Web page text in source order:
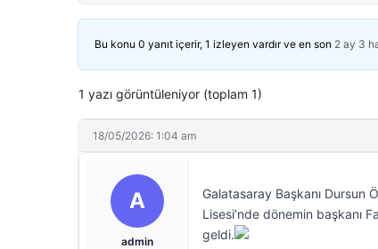
Bu konu 0 yanıt içerir, 1 izleyen vardır ve en son 2 ay 3
1 yazı görüntüleniyor (toplam 1)
18/05/2026: 1:04 am
A
admin
Galatasaray Başkanı Dursun
Lisesi’nde dönemin başkanı
geldi.